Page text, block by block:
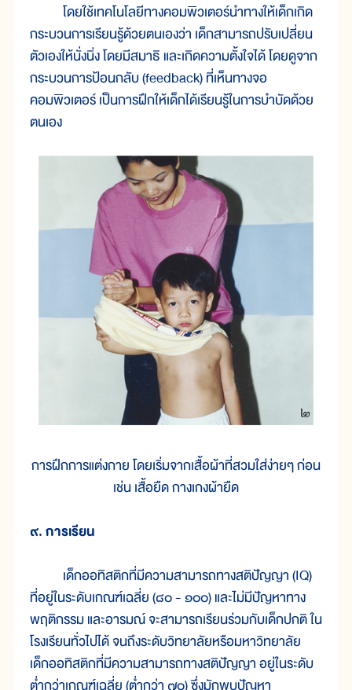
โดยใช้เทคโนโลยีทางคอมพิวเตอร์นำทางให้เด็กเกิด
กระบวนการเรียนรู้ด้วยตนเองว่า เด็กสามารถปรับเปลี่ยน
ตัวเองให้นั่งนิ่ง โดยมีสมาธิ และเกิดความตั้งใจได้ โดยดูจาก
กระบวนการป้อนกลับ (feedback) ที่เห็นทางจอ
คอมพิวเตอร์ เป็นการฝึกให้เด็กได้เรียนรู้ในการบำบัดด้วย
ตนเอง
การฝึกการแต่งกาย โดยเริ่มจากเสื้อผ้าที่สวมใส่ง่ายๆ ก่อน
เช่น เสื้อยืด กางเกงผ้ายืด
๙. การเรียน
เด็กออทิสติกที่มีความสามารถทางสติปัญญา (IQ)
ที่อยู่ในระดับเกณฑ์เฉลี่ย (๘๐ - ๑๐๐) และไม่มีปัญหาทาง
พฤติกรรม และอารมณ์ จะสามารถเรียนร่วมกับเด็กปกติ ใน
โรงเรียนทั่วไปได้ จนถึงระดับวิทยาลัยหรือมหาวิทยาลัย
เด็กออทิสติกที่มีความสามารถทางสติปัญญา อยู่ในระดับ